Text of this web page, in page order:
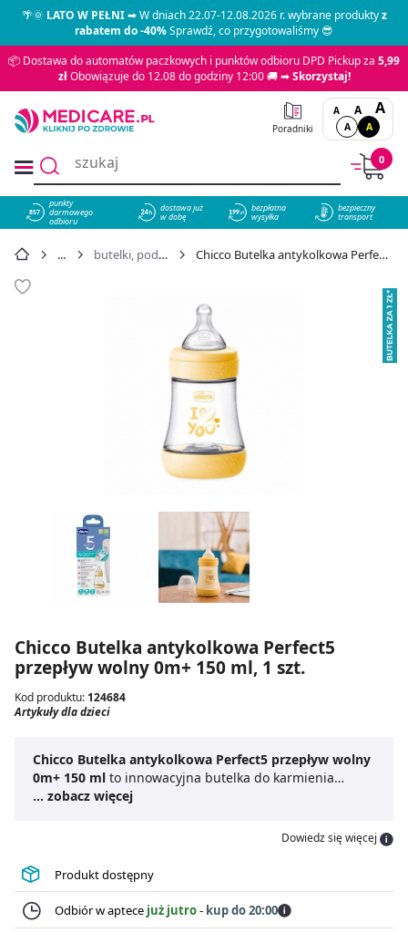
🌴🌞LATO W PEŁNI➡ W dniach 22.07-12.08.2026 r. wybrane produktyz
rabatem do -40%Sprawdź, co przygotowaliśmy 😎
📦 Dostawa do automatów paczkowych i punktów odbioru DPD Pickup za 5,99
złObowiązuje do 12.08 do godziny 12:00 🚚 ➡Skorzystaj!
Poradniki
A A A
A A
0
857
punkty
darmowego
odbioru
dostawa już
w dobę
bezpłatna
wysyłka
bezpieczny
transport
butelki, podgrzewacze, sterylizatory Chicco Butelka antykolkowa Perfect5 przepływ wolny 0m+ 150 ml, 1 szt. - cena 35,99 zł
Chicco Butelka antykolkowa Perfect5
przepływ wolny 0m+ 150 ml, 1 szt.
Kod produktu: 124684
Artykuły dla dzieci
Chicco Butelka antykolkowa Perfect5 przepływ wolny
0m+ 150 ml to innowacyjna butelka do karmienia
przeznaczona dla noworodków od pierwszych dni życia.
membranę Equilibrum, dopasowuje przepływ mleka do
Butelka Chicco Perfect5
ssania i zmniejsza ryzyko kolek. Ponadto ta
antykolkowa butelka dla niemowlątposiada smoczek
o wydłużonym, płaskim, symetrycznym kształcie, który
... zobacz więcej
Dowiedz się więcej
Produkt dostępny
Odbiór w aptece już jutro- kup do 20:00